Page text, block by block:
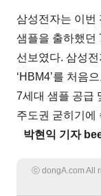
삼성전자는 이번
샘플을 출하했던
선보였다. 삼성
‘HBM4’를 처음
7세대 샘플 공급
주도권 굳히기에
박현익 기자
ⓒ dongA.com All